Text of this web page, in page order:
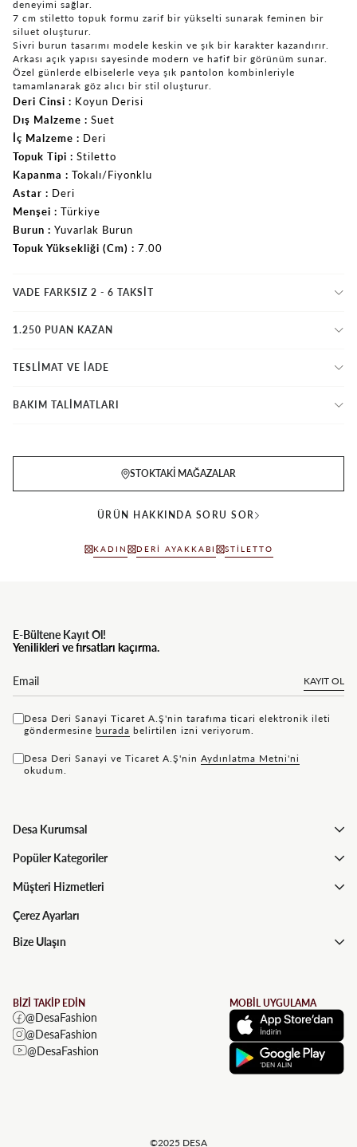
deneyimi sağlar.
7 cm stiletto topuk formu zarif bir yükselti sunarak feminen bir
siluet oluşturur.
Sivri burun tasarımı modele keskin ve şık bir karakter kazandırır.
Arkası açık yapısı sayesinde modern ve hafif bir görünüm sunar.
Özel günlerde elbiselerle veya şık pantolon kombinleriyle
tamamlanarak göz alıcı bir stil oluşturur.
Deri Cinsi
Koyun Derisi
Dış Malzeme
Suet
İç Malzeme
Deri
Topuk Tipi
Stiletto
Kapanma
Tokalı/Fiyonklu
Astar
Deri
Menşei
Türkiye
Burun
Yuvarlak Burun
Topuk Yüksekliği (Cm)
7.00
VADE FARKSIZ 2 - 6 TAKSIT
1.250 PUAN KAZAN
TESLİMAT VE İADE
BAKIM TALİMATLARI
STOKTAKI MAĞAZALAR
ÜRÜN HAKKINDA SORU SOR
KADIN DERI AYAKKABI STILETTO
E-Bültene Kayıt Ol!
Yenilikleri ve fırsatları kaçırma.
KAYIT OL
Desa Deri Sanayi Ticaret A.Ş'nin tarafıma ticari elektronik ileti
göndermesine bu rada belirtilen izni veriyorum.
Desa Deri Sanayi ve Ticaret A.Ş'nin Aydınlatma Metni'ni
okudum.
Desa Kurumsal
Popüler Kategoriler
Müşteri Hizmetleri
Çerez Ayarları
Bize Ulaşın
BİZİ TAKİP EDİN
@DesaFashion
@DesaFashion
@DesaFashion
MOBİL UYGULAMA
©2025 DESA